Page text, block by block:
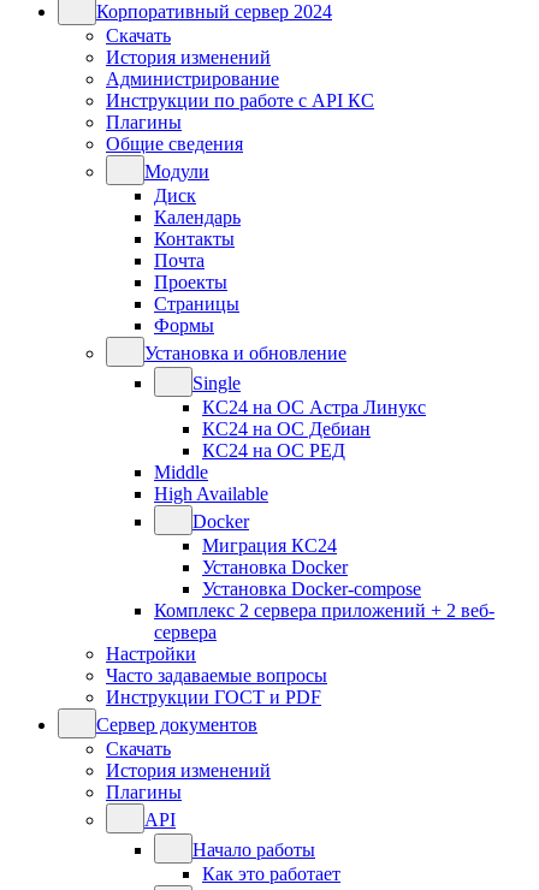
Корпоративный сервер 2024
Скачать
История изменений
Администрирование
Инструкции по работе с API КС
Плагины
Общие сведения
Модули
Диск
Календарь
Контакты
Почта
Проекты
Страницы
Формы
Установка и обновление
Single
КС24 на ОС Астра Линукс
КС24 на ОС Дебиан
КС24 на ОС РЕД
Middle
High Available
Docker
Миграция КС24
Установка Docker
Установка Docker-compose
Комплекс 2 сервера приложений + 2 веб-
сервера
Настройки
Часто задаваемые вопросы
Инструкции ГОСТ и PDF
Сервер документов
Скачать
История изменений
Плагины
API
Начало работы
Как это работает